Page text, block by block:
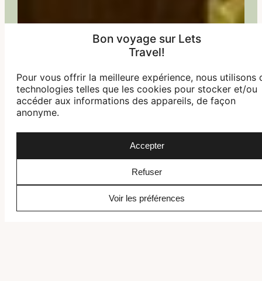
Bon voyage sur Lets
Travel!
Pour vous offrir la meilleure expérience, nous utilisons
technologies telles que les cookies pour stocker et/ou
accéder aux informations des appareils, de façon
anonyme.
Accepter
Refuser
Voir les préférences